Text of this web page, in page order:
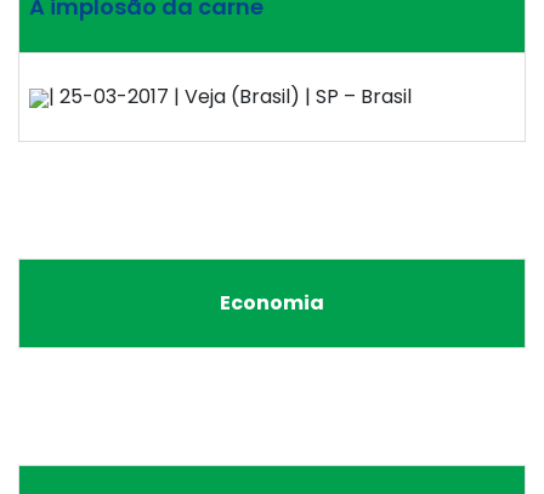
A implosão da carne
| 25-03-2017 | Veja (Brasil) | SP – Brasil
Economia